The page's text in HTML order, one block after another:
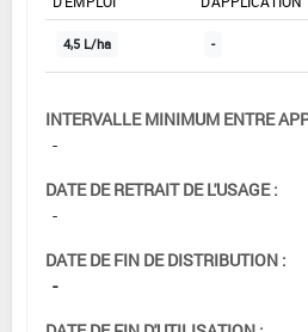
4,5 L/ha -
INTERVALLE MINIMUM ENTRE
-
DATE DE RETRAIT DE L'USAGE :
-
DATE DE FIN DE DISTRIBUTION :
-